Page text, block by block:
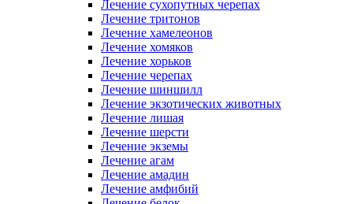
Лечение сухопутных черепах
Лечение тритонов
Лечение хамелеонов
Лечение хомяков
Лечение хорьков
Лечение черепах
Лечение шиншилл
Лечение экзотических животных
Лечение лишая
Лечение шерсти
Лечение экземы
Лечение агам
Лечение амадин
Лечение амфибий